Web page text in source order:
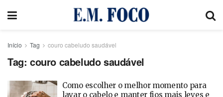
Início Tag couro cabeludo saudável
Tag: couro cabeludo saudável
Como escolher o melhor momento para
lavar o cabelo e manter fios mais leves e